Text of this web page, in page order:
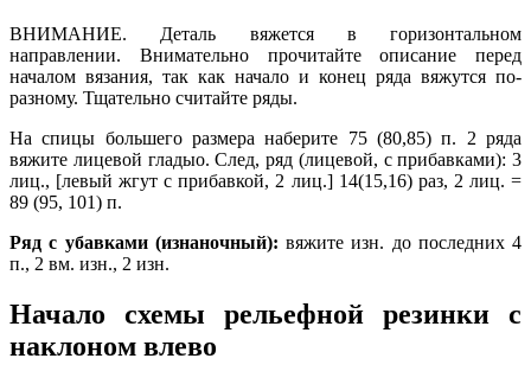
ВНИМАНИЕ. Деталь вяжется в горизонтальном
направлении. Внимательно прочитайте описание перед
началом вязания, так как начало и конец ряда вяжутся по-
разному. Тщательно считайте ряды.
На спицы большего размера наберите 75 (80,85) п. 2 ряда
вяжите лицевой гладыо. След, ряд (лицевой, с прибавками): 3
лиц., [левый жгут с прибавкой, 2 лиц.] 14(15,16) раз, 2 лиц. =
89 (95, 101) п.
Ряд с убавками (изнаночный): вяжите изн. до последних 4
п., 2 вм. изн., 2 изн.
Начало схемы рельефной резинки с
наклоном влево